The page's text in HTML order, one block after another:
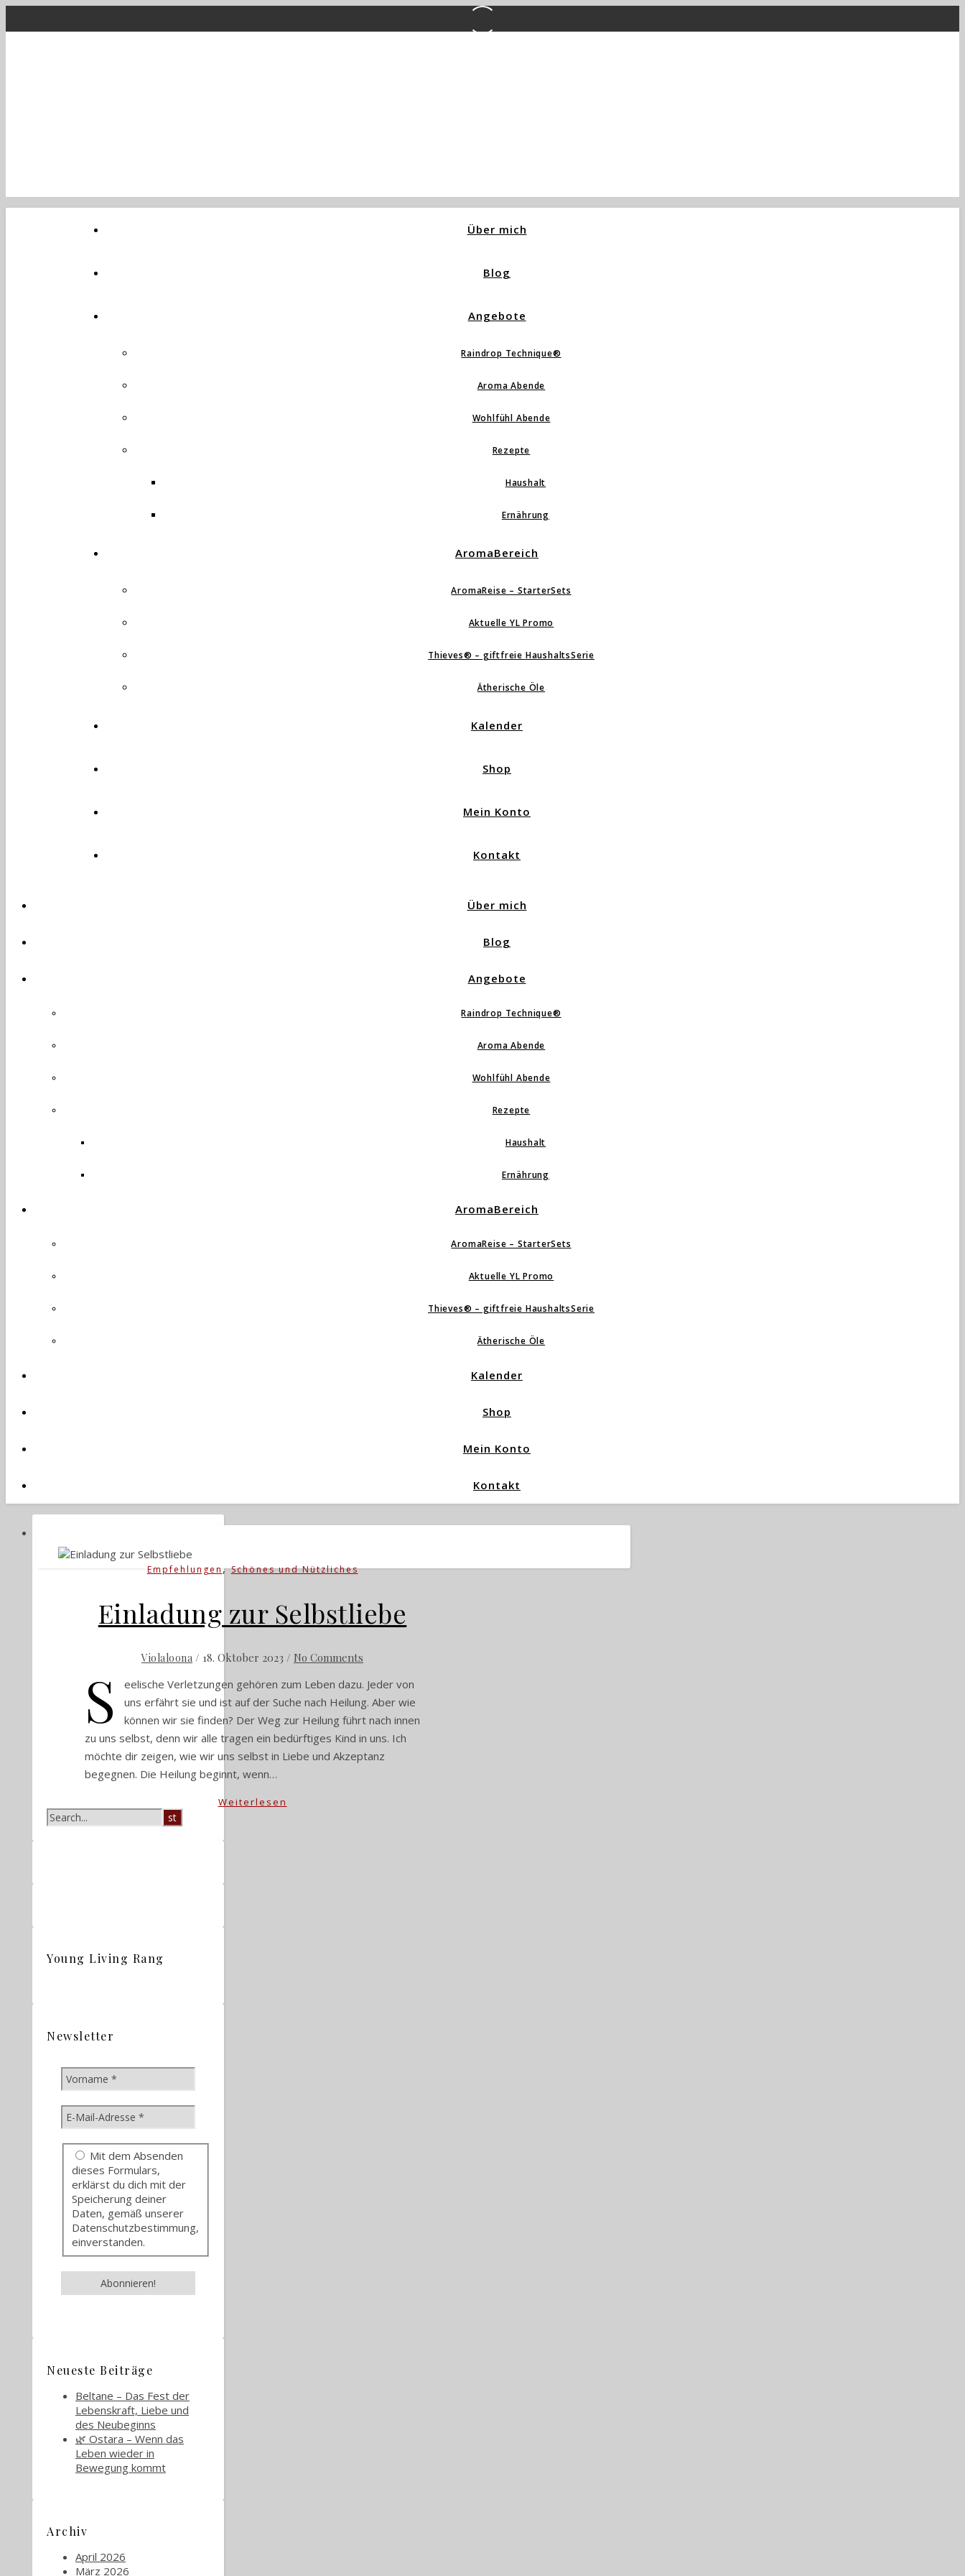
Über mich
Blog
Angebote
Raindrop Technique®
Aroma Abende
Wohlfühl Abende
Rezepte
Haushalt
Ernährung
AromaBereich
AromaReise – StarterSets
Aktuelle YL Promo
Thieves® – giftfreie HaushaltsSerie
Ätherische Öle
Kalender
Shop
Mein Konto
Kontakt
Über mich
Blog
Angebote
Raindrop Technique®
Aroma Abende
Wohlfühl Abende
Rezepte
Haushalt
Ernährung
AromaBereich
AromaReise – StarterSets
Aktuelle YL Promo
Thieves® – giftfreie HaushaltsSerie
Ätherische Öle
Kalender
Shop
Mein Konto
Kontakt
Empfehlungen ,Schönes und Nützliches
Einladung zur Selbstliebe
Violaloona / 18. Oktober 2023 / No Comments
S
eelische Verletzungen gehören zum Leben dazu. Jeder von
uns erfährt sie und ist auf der Suche nach Heilung. Aber wie
können wir sie finden? Der Weg zur Heilung führt nach innen
zu uns selbst, denn wir alle tragen ein bedürftiges Kind in uns. Ich
möchte dir zeigen, wie wir uns selbst in Liebe und Akzeptanz
begegnen. Die Heilung beginnt, wenn…
Weiterlesen
Young Living Rang
Newsletter
Mit dem Absenden
dieses Formulars,
erklärst du dich mit der
Speicherung deiner
Daten, gemäß unserer
Datenschutzbestimmung,
einverstanden.
Neueste Beiträge
Beltane – Das Fest der
Lebenskraft, Liebe und
des Neubeginns
🌿 Ostara – Wenn das
Leben wieder in
Bewegung kommt
Archiv
April 2026
März 2026